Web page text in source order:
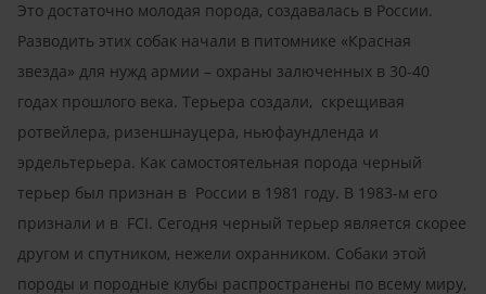
Это достаточно молодая порода, создавалась в России.
Разводить этих собак начали в питомнике «Красная
звезда» для нужд армии – охраны залюченных в 30-40
годах прошлого века. Терьера создали, скрещивая
ротвейлера, ризеншнауцера, ньюфаундленда и
эрдельтерьера. Как самостоятельная порода черный
терьер был признан в России в 1981 году. В 1983-м его
признали и в FCI. Сегодня черный терьер является скорее
другом и спутником, нежели охранником. Собаки этой
породы и породные клубы распространены по всему миру,